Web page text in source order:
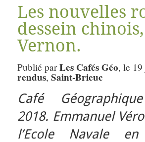
Les nouvelles
dessein
Vernon.
Publié parLes Cafés Géo, le
rendus, Saint-Brieuc
Café
2018. Emmanuel
l’Ecole Navale en